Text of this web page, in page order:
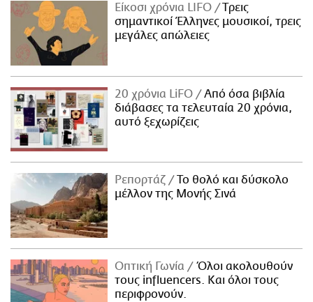
Είκοσι χρόνια LIFO
Tρεις
σημαντικοί Έλληνες μουσικοί, τρεις
μεγάλες απώλειες
20 χρόνια LiFO
Από όσα βιβλία
διάβασες τα τελευταία 20 χρόνια,
αυτό ξεχωρίζεις
Ρεπορτάζ
Το θολό και δύσκολο
μέλλον της Μονής Σινά
Οπτική Γωνία
Όλοι ακολουθούν
τους influencers. Και όλοι τους
περιφρονούν.